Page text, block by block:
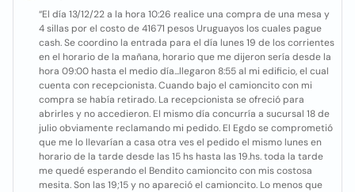
“El día 13/12/22 a la hora 10:26 realice una compra de una mesa y
4 sillas por el costo de 41671 pesos Uruguayos los cuales pague
cash. Se coordino la entrada para el día lunes 19 de los corrientes
en el horario de la mañana, horario que me dijeron sería desde la
hora 09:00 hasta el medio día...llegaron 8:55 al mi edificio, el cual
cuenta con recepcionista. Cuando bajo el camioncito con mi
compra se había retirado. La recepcionista se ofreció para
abrirles y no accedieron. El mismo día concurría a sucursal 18 de
julio obviamente reclamando mi pedido. El Egdo se comprometió
que me lo llevarían a casa otra ves el pedido el mismo lunes en
horario de la tarde desde las 15 hs hasta las 19.hs. toda la tarde
me quedé esperando el Bendito camioncito con mis costosa
mesita. Son las 19;15 y no apareció el camioncito. Lo menos que